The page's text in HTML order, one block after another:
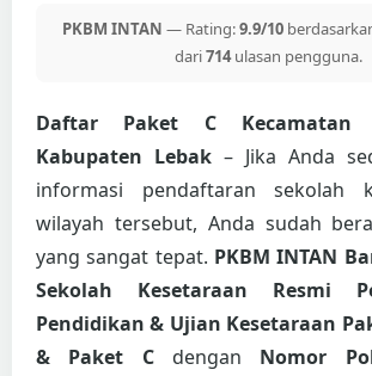
PKBM INTAN — Rating:9.9/10
dari714ulasan pengguna.
Daftar Paket C Kecamatan
Kabupaten Lebak – Jika Anda
informasi pendaftaran sekolah
wilayah tersebut, Anda sudah
yang sangat tepat. PKBM INTAN
Sekolah Kesetaraan Resmi
Pendidikan & Ujian Kesetaraan
& Paket Cdengan Nomor